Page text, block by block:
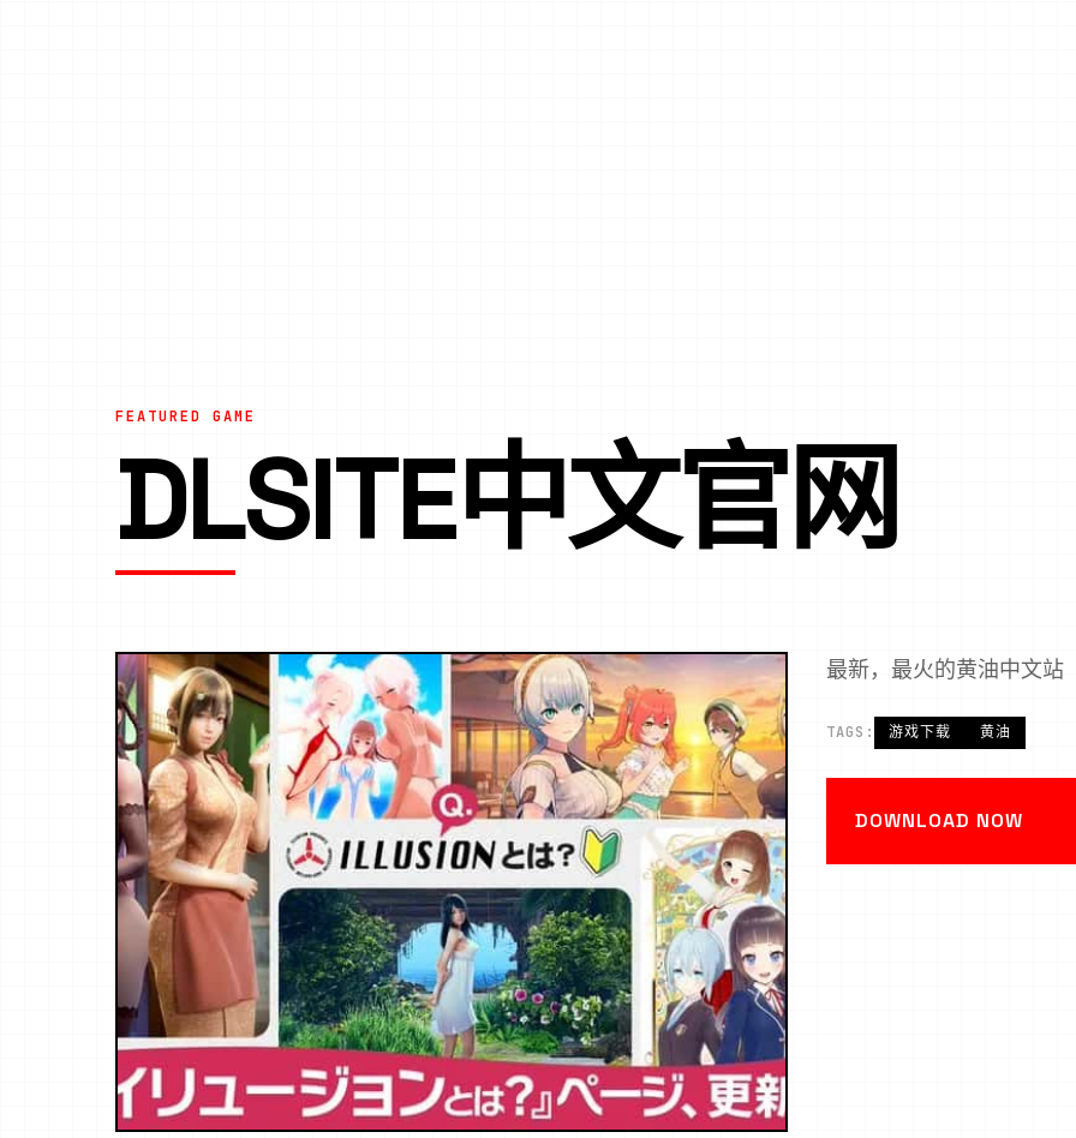
FEATURED GAME
DLSITE中文官网
最新，最火的黄油中文站
TAGS: 游戏下载 黄油
DOWNLOAD NOW